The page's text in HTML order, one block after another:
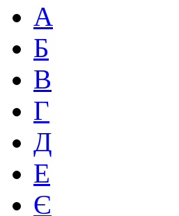
А
Б
В
Г
Д
Е
Є